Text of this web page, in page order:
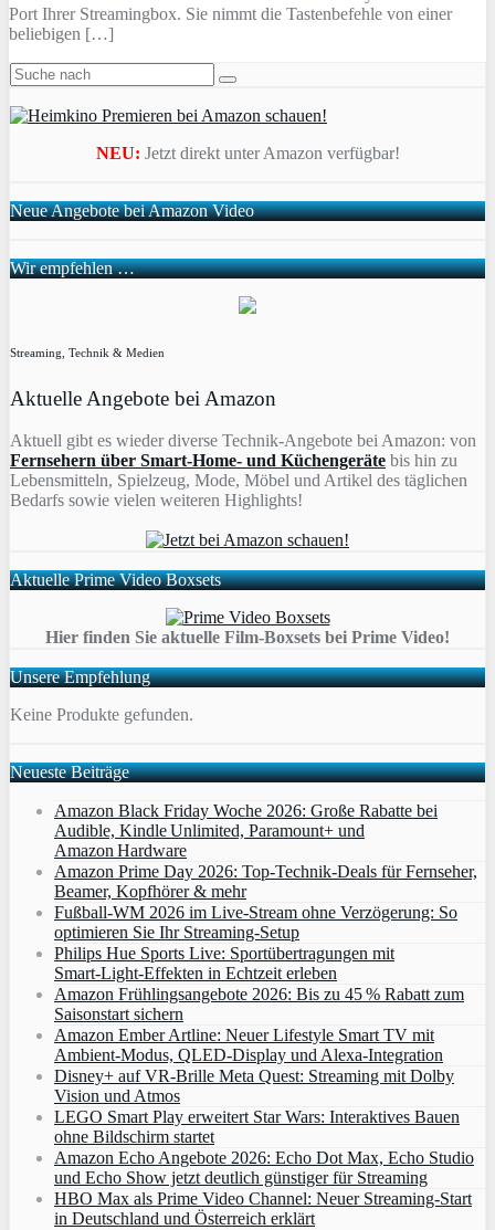
Port Ihrer Streamingbox. Sie nimmt die Tastenbefehle von einer
beliebigen […]
NEU: Jetzt direkt unter Amazon verfügbar!
Neue Angebote bei Amazon Video
Wir empfehlen …
Streaming, Technik & Medien
Aktuelle Angebote bei Amazon
Aktuell gibt es wieder diverse Technik-Angebote bei Amazon: von
Fernsehern über Smart-Home- und Küchengeräte bis hin zu
Lebensmitteln, Spielzeug, Mode, Möbel und Artikel des täglichen
Bedarfs sowie vielen weiteren Highlights!
Aktuelle Prime Video Boxsets
Hier finden Sie aktuelle Film-Boxsets bei Prime Video!
Unsere Empfehlung
Keine Produkte gefunden.
Neueste Beiträge
Amazon Black Friday Woche 2026: Große Rabatte bei
Audible, Kindle Unlimited, Paramount+ und
Amazon Hardware
Amazon Prime Day 2026: Top-Technik-Deals für Fernseher,
Beamer, Kopfhörer & mehr
Fußball-WM 2026 im Live-Stream ohne Verzögerung: So
optimieren Sie Ihr Streaming-Setup
Philips Hue Sports Live: Sportübertragungen mit
Smart‑Light‑Effekten in Echtzeit erleben
Amazon Frühlingsangebote 2026: Bis zu 45 % Rabatt zum
Saisonstart sichern
Amazon Ember Artline: Neuer Lifestyle Smart TV mit
Ambient‑Modus, QLED‑Display und Alexa‑Integration
Disney+ auf VR-Brille Meta Quest: Streaming mit Dolby
Vision und Atmos
LEGO Smart Play erweitert Star Wars: Interaktives Bauen
ohne Bildschirm startet
Amazon Echo Angebote 2026: Echo Dot Max, Echo Studio
und Echo Show jetzt deutlich günstiger für Streaming
HBO Max als Prime Video Channel: Neuer Streaming‑Start
in Deutschland und Österreich erklärt